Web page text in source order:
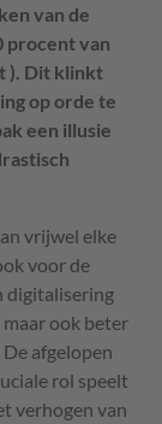
van de
procent van
). Dit klinkt
op orde te
een illusie
vrijwel elke
voor de
digitalisering
ook beter
afgelopen
rol speelt
verhogen van